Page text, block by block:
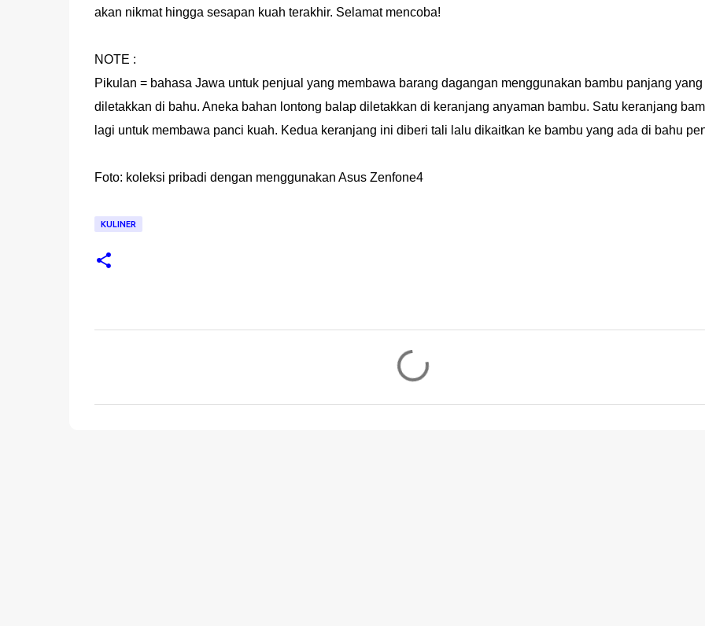
akan nikmat hingga sesapan kuah terakhir. Selamat mencoba!
NOTE :
Pikulan = bahasa Jawa untuk penjual yang membawa barang dagangan menggunakan bambu panjang yang
diletakkan di bahu. Aneka bahan lontong balap diletakkan di keranjang anyaman bambu. Satu keranjang
lagi untuk membawa panci kuah. Kedua keranjang ini diberi tali lalu dikaitkan ke bambu yang ada di bahu
Foto: koleksi pribadi dengan menggunakan Asus Zenfone4
KULINER